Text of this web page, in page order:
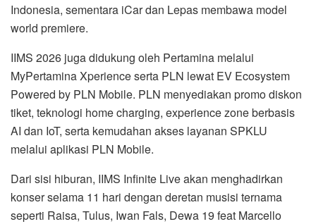
Indonesia, sementara iCar dan Lepas membawa model
world premiere.
IIMS 2026 juga didukung oleh Pertamina melalui
MyPertamina Xperience serta PLN lewat EV Ecosystem
Powered by PLN Mobile. PLN menyediakan promo diskon
tiket, teknologi home charging, experience zone berbasis
AI dan IoT, serta kemudahan akses layanan SPKLU
melalui aplikasi PLN Mobile.
Dari sisi hiburan, IIMS Infinite Live akan menghadirkan
konser selama 11 hari dengan deretan musisi ternama
seperti Raisa, Tulus, Iwan Fals, Dewa 19 feat Marcello